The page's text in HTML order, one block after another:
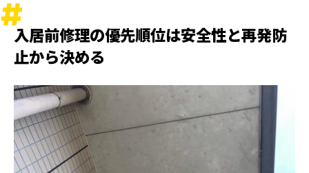
入居前修理の優先順位は安全性と再発防
止から決める